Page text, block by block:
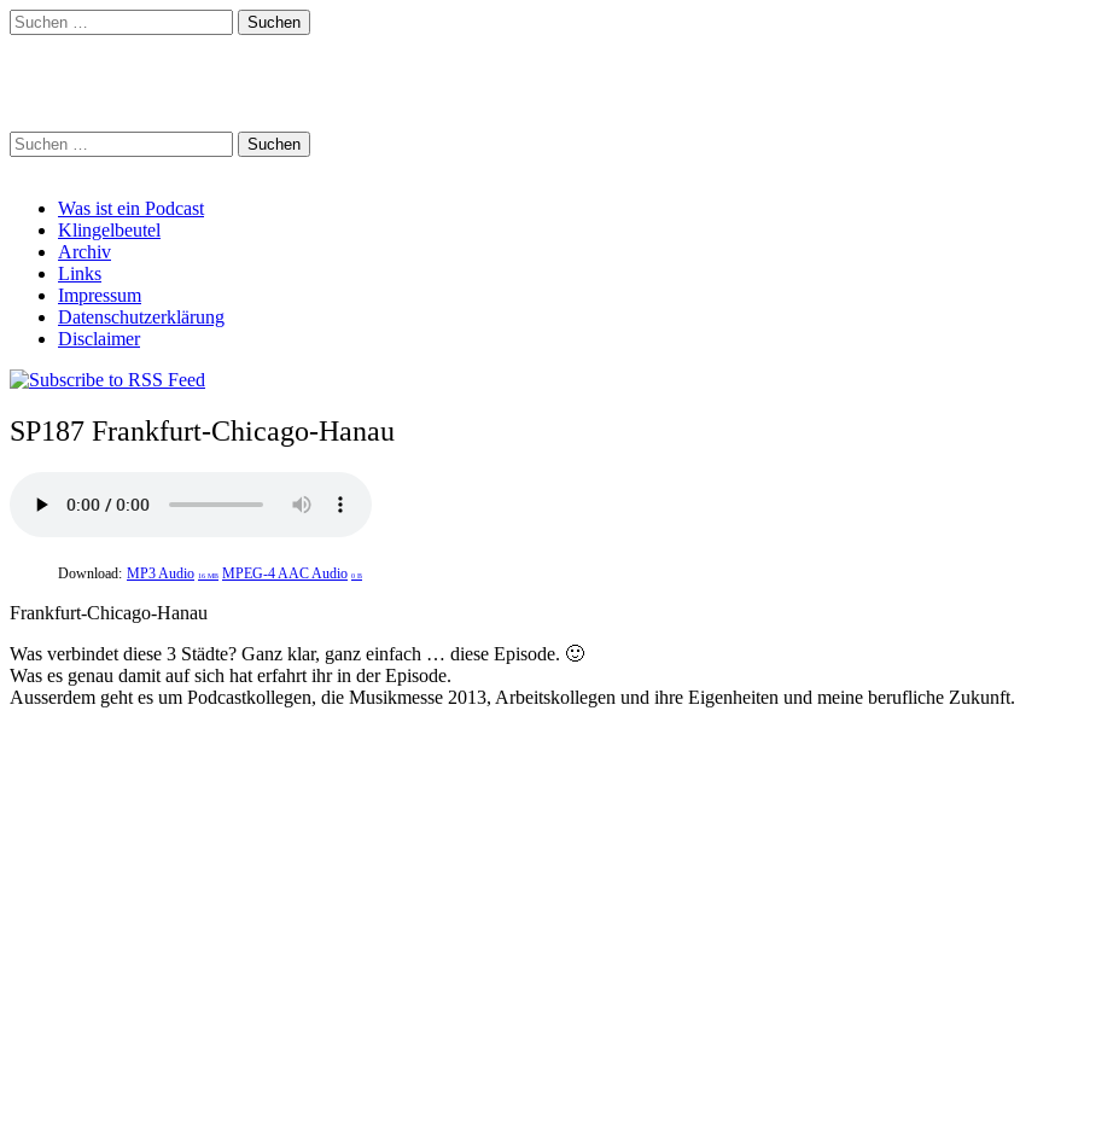
Suchen
nach:
Suchen
nach:
Main
menu
Skip
content
Was ist ein Podcast
Klingelbeutel
Archiv
Links
Impressum
Datenschutzerklärung
Disclaimer
SP187 Frankfurt-Chicago-Hanau
Download: MP3 Audio 16 MB MPEG-4 AAC Audio 0 B
Frankfurt-Chicago-Hanau
Was verbindet diese 3 Städte? Ganz klar, ganz einfach … diese Episode. 🙂
Was es genau damit auf sich hat erfahrt ihr in der Episode.
Ausserdem geht es um Podcastkollegen, die Musikmesse 2013, Arbeitskollegen und ihre Eigenheiten und meine berufliche Zukunft.